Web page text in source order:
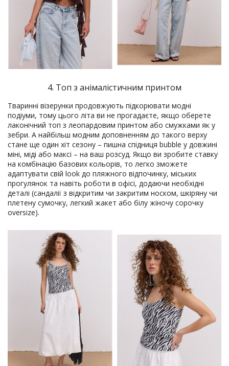
4. Топ з анімалістичним принтом
Тваринні візерунки продовжують підкорювати модні
подіуми, тому цього літа ви не прогадаєте, якщо оберете
лаконічний топ з леопардовим принтом або смужками як у
зебри. А найбільш модним доповненням до такого верху
стане ще один хіт сезону – пишна спідниця bubble у довжині
міні, міді або максі – на ваш розсуд. Якщо ви зробите ставку
на комбінацію базових кольорів, то легко зможете
адаптувати свій look до пляжного відпочинку, міських
прогулянок та навіть роботи в офісі, додаючи необхідні
деталі (сандалії з відкритим чи закритим носком, шкіряну чи
плетену сумочку, легкий жакет або білу жіночу сорочку
oversize).